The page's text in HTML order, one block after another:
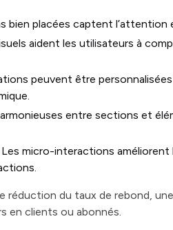
bien placées captent
aident les utilisateurs à
peuvent être
entre sections et
Les micro-interactions améliorent
du taux de rebond,
en clients ou abonnés.